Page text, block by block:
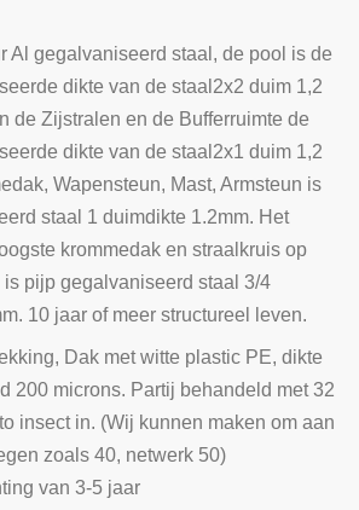
Al gegalvaniseerd staal, de pool is de
dikte van de staal2x2 duim 1,2
de Zijstralen en de Bufferruimte de
dikte van de staal2x1 duim 1,2
Wapensteun, Mast, Armsteun is
staal 1 duimdikte 1.2mm. Het
krommedak en straalkruis op
is pijp gegalvaniseerd staal 3/4
10 jaar of meer structureel leven.
Dak met witte plastic PE, dikte
200 microns. Partij behandeld met 32
insect in. (Wij kunnen maken om aan
zoals 40, netwerk 50)
van 3-5 jaar